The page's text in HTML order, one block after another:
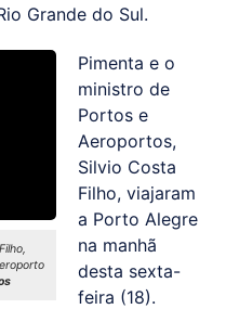
Grande do Sul.
Pimenta e o
ministro de
Portos e
Aeroportos,
Silvio Costa
Filho, viajaram
a Porto Alegre
na manhã
desta sexta-
feira (18).